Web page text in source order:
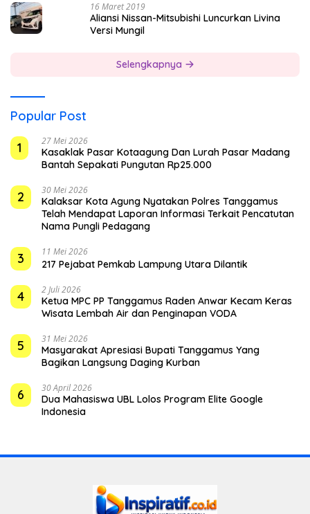
16 Maret 2019
Aliansi Nissan-Mitsubishi Luncurkan Livina
Versi Mungil
Selengkapnya
Popular Post
1
27 Mei 2026
Kasaklak Pasar Kotaagung Dan Lurah Pasar Madang
Bantah Sepakati Pungutan Rp25.000
2 30 Mei 2026
Kalaksar Kota Agung Nyatakan Polres Tanggamus
Telah Mendapat Laporan Informasi Terkait Pencatutan
Nama Pungli Pedagang
3 11 Mei 2026
217 Pejabat Pemkab Lampung Utara Dilantik
4 2 Juli 2026
Ketua MPC PP Tanggamus Raden Anwar Kecam Keras
Wisata Lembah Air dan Penginapan VODA
5 31 Mei 2026
Masyarakat Apresiasi Bupati Tanggamus Yang
Bagikan Langsung Daging Kurban
6 30 April 2026
Dua Mahasiswa UBL Lolos Program Elite Google
Indonesia